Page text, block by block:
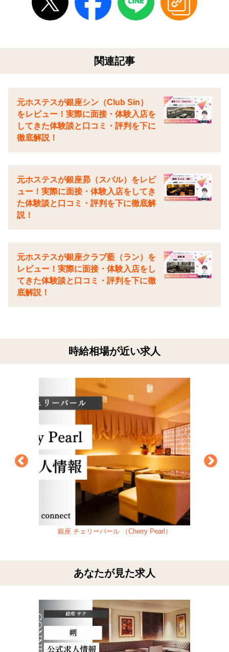
関連記事
元ホステスが銀座シン（Club Sin）
をレビュー！実際に面接・体験入店を
してきた体験談と口コミ・評判を下に
徹底解説！
元ホステスが銀座昴（スバル）をレビ
ュー！実際に面接・体験入店をしてき
た体験談と口コミ・評判を下に徹底解
説！
元ホステスが銀座クラブ藍（ラン）を
レビュー！実際に面接・体験入店をし
てきた体験談と口コミ・評判を下に徹
底解説！
時給相場が近い求人
銀座 チェリーパール （Cherry Pearl）
あなたが見た求人